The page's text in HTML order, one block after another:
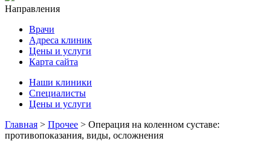
Направления
Врачи
Адреса клиник
Цены и услуги
Карта сайта
Наши клиники
Специалисты
Цены и услуги
Главная > Прочее > Операция на коленном суставе:
противопоказания, виды, осложнения